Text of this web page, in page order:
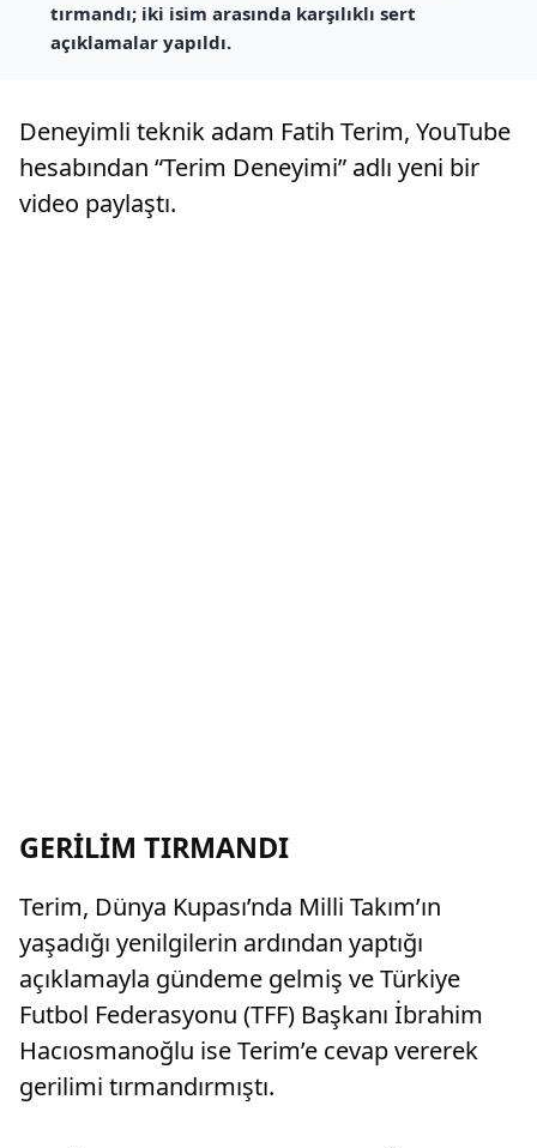
tırmandı; iki isim arasında karşılıklı sert
açıklamalar yapıldı.
Deneyimli teknik adam Fatih Terim, YouTube
hesabından “Terim Deneyimi” adlı yeni bir
video paylaştı.
GERİLİM TIRMANDI
Terim, Dünya Kupası’nda Milli Takım’ın
yaşadığı yenilgilerin ardından yaptığı
açıklamayla gündeme gelmiş ve Türkiye
Futbol Federasyonu (TFF) Başkanı İbrahim
Hacıosmanoğlu ise Terim’e cevap vererek
gerilimi tırmandırmıştı.